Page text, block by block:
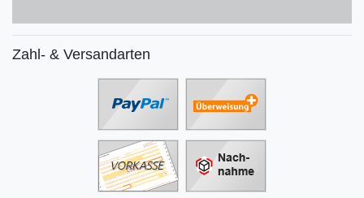
Zahl- & Versandarten